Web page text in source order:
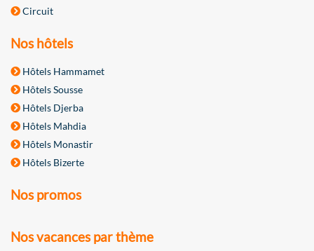
Circuit
Nos hôtels
Hôtels Hammamet
Hôtels Sousse
Hôtels Djerba
Hôtels Mahdia
Hôtels Monastir
Hôtels Bizerte
Nos promos
Nos vacances par thème